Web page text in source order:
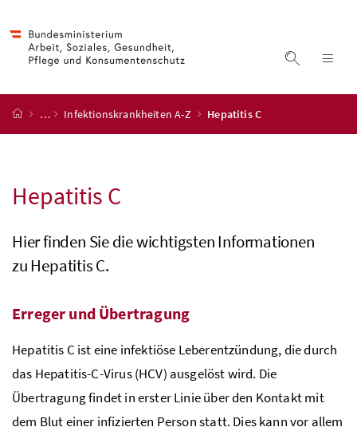
Suche
Startseite
… Infektionskrankheiten A-Z Hepatitis C
Hepatitis C
Hier finden Sie die wichtigsten Informationen
zu Hepatitis C.
Erreger und Übertragung
Hepatitis C ist eine infektiöse Leberentzündung, die durch
das Hepatitis-C-Virus (HCV) ausgelöst wird. Die
Übertragung findet in erster Linie über den Kontakt mit
dem Blut einer infizierten Person statt. Dies kann vor allem